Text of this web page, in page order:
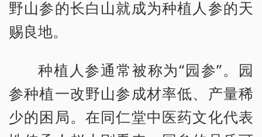
野山参的长白山就成为种植人参的天
赐良地。
种植人参通常被称为“园参”。园
参种植一改野山参成材率低、产量稀
少的困局。在同仁堂中医药文化代表